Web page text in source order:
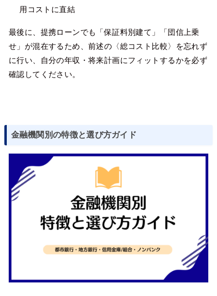
用コストに直結
最後に、提携ローンでも「保証料別建て」「団信上乗
せ」が混在するため、前述の〈総コスト比較〉を忘れず
に行い、自分の年収・将来計画にフィットするかを必ず
確認してください。
金融機関別の特徴と選び方ガイド